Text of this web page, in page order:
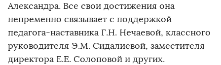
Александра. Все свои достижения она
непременно связывает с поддержкой
педагога-наставника Г.Н. Нечаевой, классного
руководителя Э.М. Сидалиевой, заместителя
директора Е.Е. Солоповой и других.